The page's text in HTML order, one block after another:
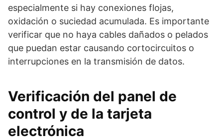
especialmente si hay conexiones flojas,
oxidación o suciedad acumulada. Es importante
verificar que no haya cables dañados o pelados
que puedan estar causando cortocircuitos o
interrupciones en la transmisión de datos.
Verificación del panel de
control y de la tarjeta
electrónica